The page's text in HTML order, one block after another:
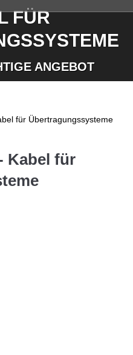
FÜR
ANGEBOT
sich hier:
für Übertragungssysteme
Kabel für